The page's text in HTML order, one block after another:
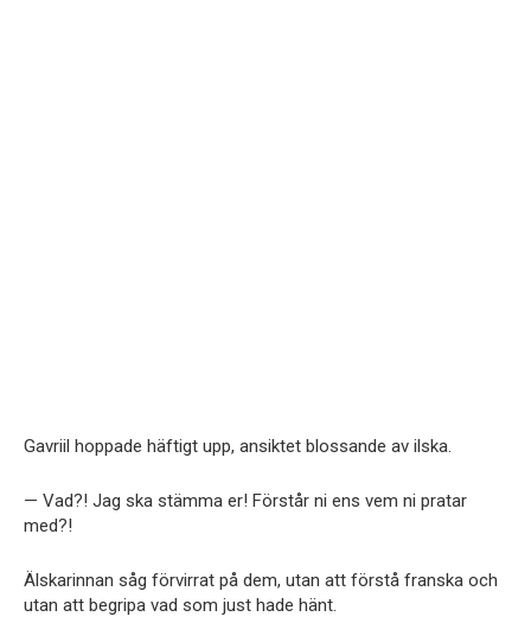
Gavriil hoppade häftigt upp, ansiktet blossande av ilska.
— Vad?! Jag ska stämma er! Förstår ni ens vem ni pratar
med?!
Älskarinnan såg förvirrat på dem, utan att förstå franska och
utan att begripa vad som just hade hänt.